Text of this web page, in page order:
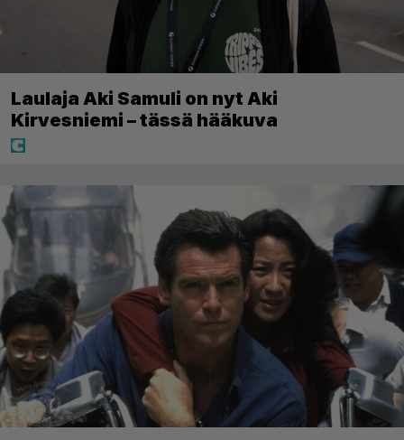
Laulaja Aki Samuli on nyt Aki
Kirvesniemi – tässä hääkuva